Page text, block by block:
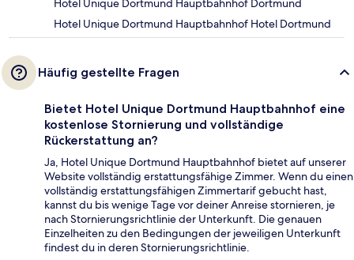
Hotel Unique Dortmund Hauptbahnhof Dortmund
Hotel Unique Dortmund Hauptbahnhof Hotel Dortmund
Häufig gestellte Fragen
Bietet Hotel Unique Dortmund Hauptbahnhof eine
kostenlose Stornierung und vollständige
Rückerstattung an?
Ja, Hotel Unique Dortmund Hauptbahnhof bietet auf unserer
Website vollständig erstattungsfähige Zimmer. Wenn du einen
vollständig erstattungsfähigen Zimmertarif gebucht hast,
kannst du bis wenige Tage vor deiner Anreise stornieren, je
nach Stornierungsrichtlinie der Unterkunft. Die genauen
Einzelheiten zu den Bedingungen der jeweiligen Unterkunft
findest du in deren Stornierungsrichtlinie.